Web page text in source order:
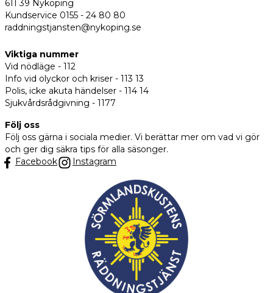
611 39 Nyköping
Kundservice 0155 - 24 80 80
raddningstjansten@nykoping.se
Viktiga nummer
Vid nödläge - 112
Info vid olyckor och kriser - 113 13
Polis, icke akuta händelser - 114 14
Sjukvårdsrådgivning - 1177
Följ oss
Följ oss gärna i sociala medier. Vi berättar mer om vad vi gör
och ger dig säkra tips för alla säsonger.
Facebook
Instagram